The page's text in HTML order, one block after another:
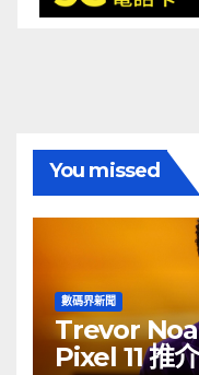
You missed
數碼界新聞
Trevor
Pixel 11 推